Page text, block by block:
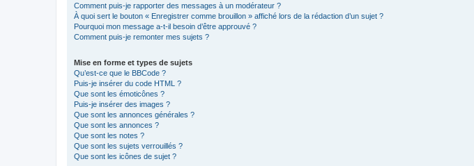
Comment puis-je rapporter des messages à un modérateur ?
À quoi sert le bouton « Enregistrer comme brouillon » affiché lors de la rédaction d’un sujet ?
Pourquoi mon message a-t-il besoin d’être approuvé ?
Comment puis-je remonter mes sujets ?
Mise en forme et types de sujets
Qu’est-ce que le BBCode ?
Puis-je insérer du code HTML ?
Que sont les émoticônes ?
Puis-je insérer des images ?
Que sont les annonces générales ?
Que sont les annonces ?
Que sont les notes ?
Que sont les sujets verrouillés ?
Que sont les icônes de sujet ?